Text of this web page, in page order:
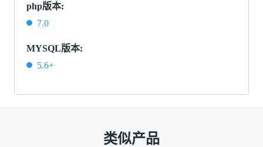
php版本:
7.0
MYSQL版本:
5.6+
类似产品